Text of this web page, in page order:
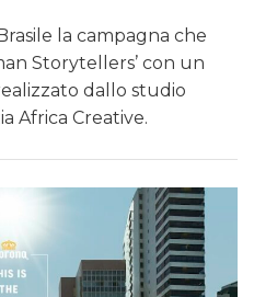
la campagna che
Storytellers’ con un
dallo studio
Africa Creative.